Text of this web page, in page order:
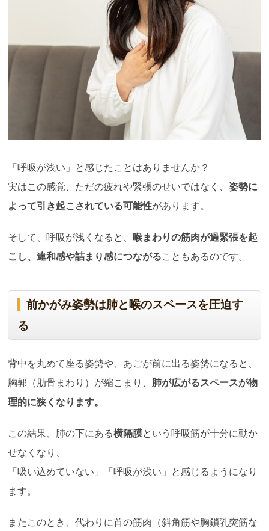
「呼吸が浅い」と感じたことはありませんか？
実はこの感覚、ただの疲れや緊張のせいではなく、姿勢に
よって引き起こされている可能性があります。
そして、呼吸が浅くなると、 喉まわりの筋肉が過緊張を起
こし、違和感や詰まり感につながることもあるのです。
前かがみ姿勢は肺と喉のスペースを圧迫す
る
背中を丸めて座る姿勢や、あごが前に出る姿勢になると、
胸郭（肋骨まわり）が縮こまり、 肺が広がるスペースが物
理的に狭くなります。
この結果、肺の下にある横隔膜という呼吸筋が十分に動か
せなくなり、
「吸い込めていない」「呼吸が浅い」と感じるようになり
ます。
またこのとき、代わりに首の筋肉（斜角筋や胸鎖乳突筋な